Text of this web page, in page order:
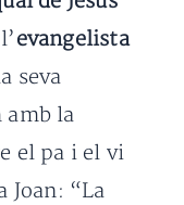
evangelista
seva
amb la
el pa i el vi
Joan: “La